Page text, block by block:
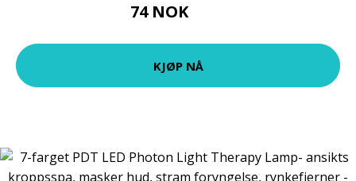
74 NOK
KJØP NÅ